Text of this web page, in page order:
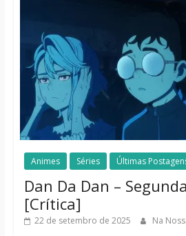
Animes Séries Últimas
Dan Da Dan –
[Crítica]
22 de setembro de 2025 Na